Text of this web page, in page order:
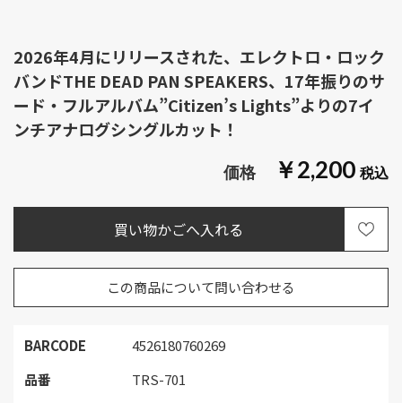
￥2,200
BARCODE
4526180760269
品番
TRS-701
この商品について問い合わせる
2026年4月にリリースされた、エレクトロ・ロック
バンドTHE DEAD PAN SPEAKERS、17年振りのサ
ード・フルアルバム”Citizen’s Lights”よりの7イ
ンチアナログシングルカット！